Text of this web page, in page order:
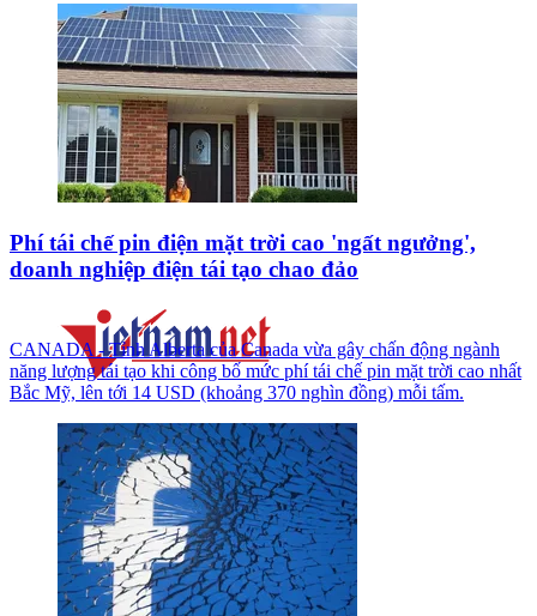
Phí tái chế pin điện mặt trời cao 'ngất ngưởng',
doanh nghiệp điện tái tạo chao đảo
CANADA - Tỉnh Alberta của Canada vừa gây chấn động ngành
năng lượng tái tạo khi công bố mức phí tái chế pin mặt trời cao nhất
Bắc Mỹ, lên tới 14 USD (khoảng 370 nghìn đồng) mỗi tấm.